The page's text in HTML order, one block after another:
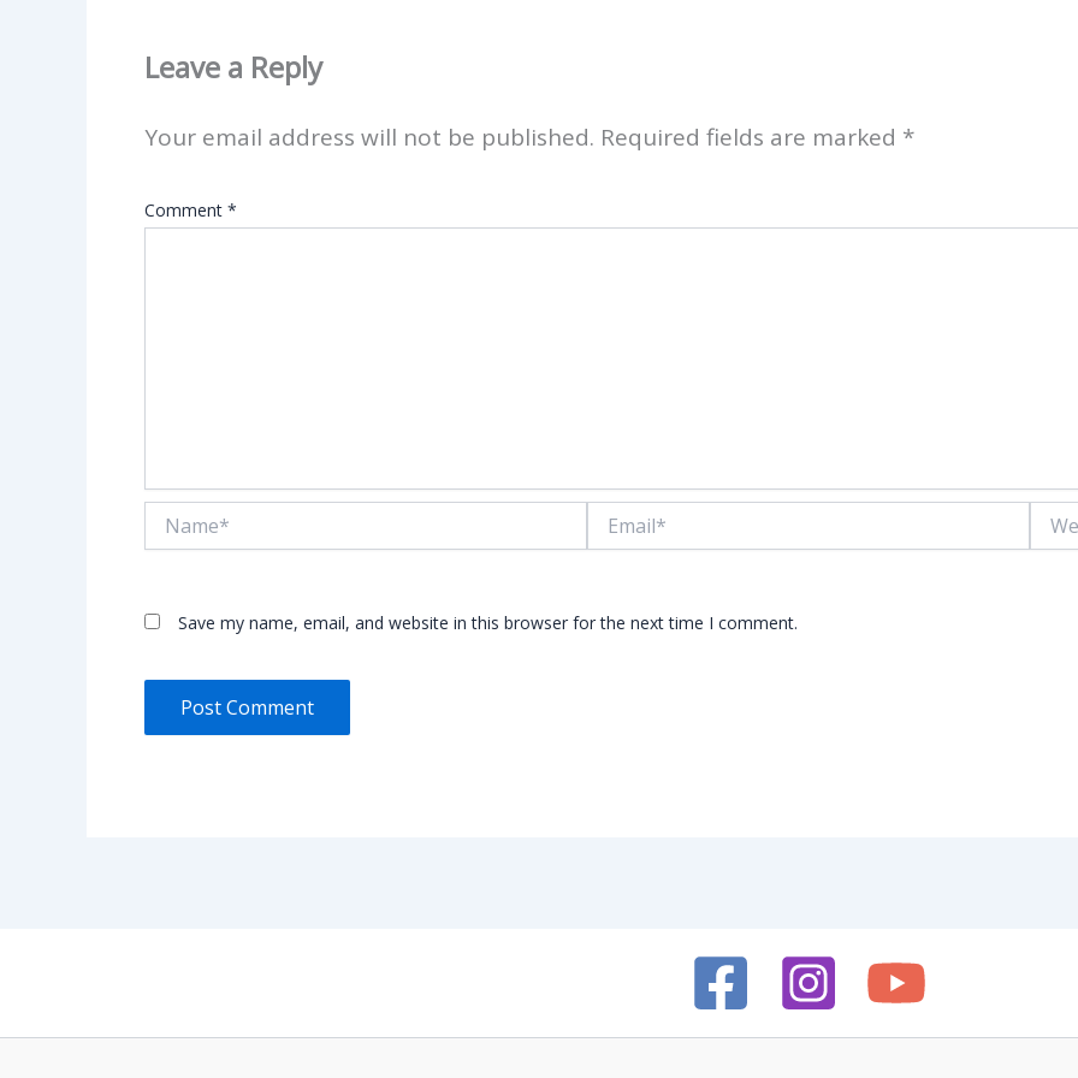
Leave a Reply
Your email address will not be published. Required fields are marked *
Comment *
Save my name, email, and website in this browser for the next time I comment.